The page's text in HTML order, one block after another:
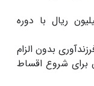
و بیشتر مبلغ ۲.۲۰۰ میلیون ریال با دوره
بدون الزام
برای شروع اقساط